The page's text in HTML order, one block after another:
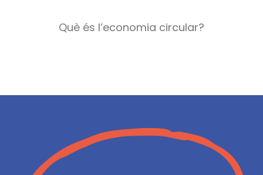
Què és l’economia circular?